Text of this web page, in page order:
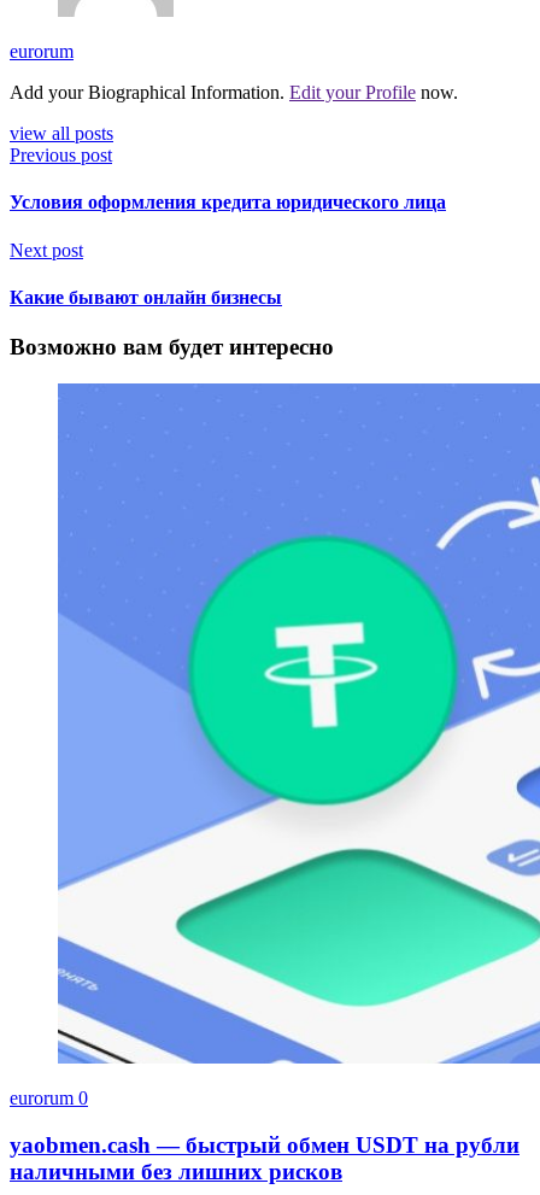
eurorum
Add your Biographical Information. Edit your Profile now.
view all posts
Previous post
Условия оформления кредита юридического лица
Next post
Какие бывают онлайн бизнесы
Возможно вам будет интересно
eurorum 0
yaobmen.cash — быстрый обмен USDT на рубли
наличными без лишних рисков